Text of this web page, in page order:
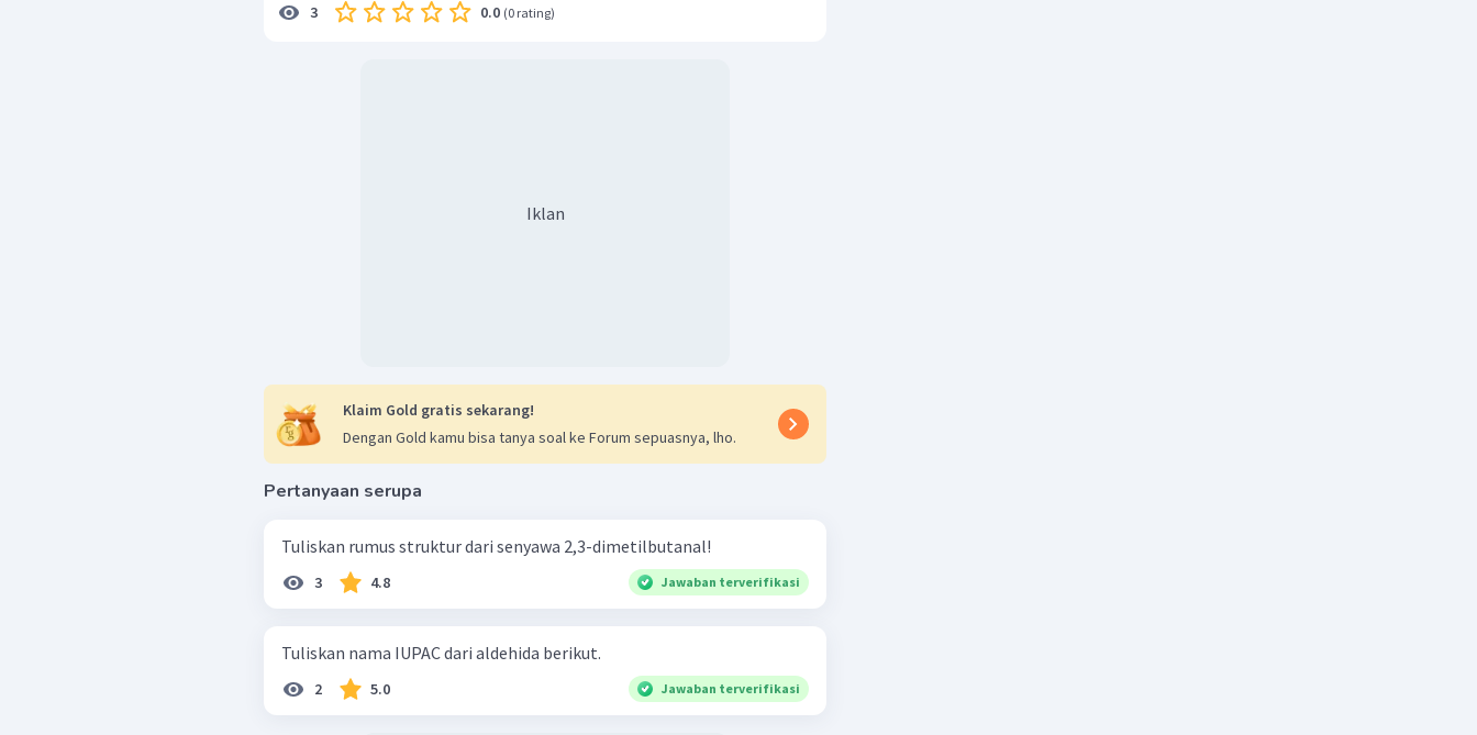
3 0.0 (0 rating)
Iklan
Klaim Gold gratis sekarang!
Dengan Gold kamu bisa tanya soal ke Forum sepuasnya, lho.
Pertanyaan serupa
Tuliskan rumus struktur dari senyawa 2,3-dimetilbutanal!
3 4.8 Jawaban terverifikasi
Tuliskan nama IUPAC dari aldehida berikut.
2 5.0 Jawaban terverifikasi